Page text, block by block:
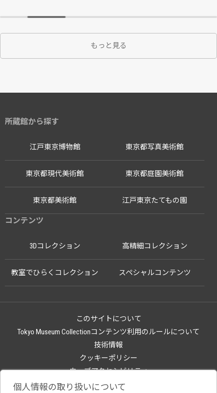
もっと見る
所蔵館から探す
江戸東京博物館
江戸東京たてもの園
東京都写真美術館
東京都現代美術館 東京都庭園美術館
東京都美術館
コンテンツ
3Dコレクション 高精細コレクション
教室でひらくコレクション スペシャルコンテンツ
このサイトについて
Tokyo Museum Collectionコンテンツ利用のルールについて
技術情報
クッキーポリシー
ウェブアクセシビリティ
関連サイト
個人情報の取り扱いについて